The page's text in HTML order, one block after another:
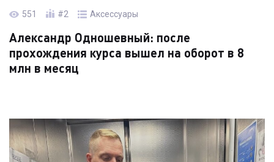
Читать кейс →
551 #2 Аксессуары
Александр Одношевный: после
прохождения курса вышел на оборот в 8
млн в месяц